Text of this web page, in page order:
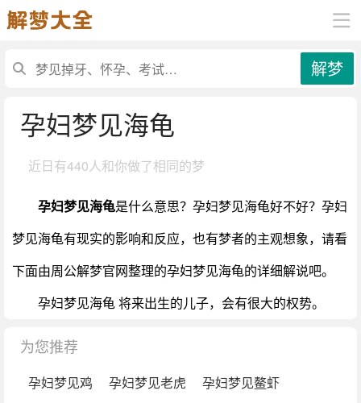
解梦
孕妇梦见海龟
近日有440人和你做了相同的梦
孕妇梦见海龟是什么意思？孕妇梦见海龟好不好？孕妇
梦见海龟有现实的影响和反应，也有梦者的主观想象，请看
下面由周公解梦官网整理的孕妇梦见海龟的详细解说吧。
孕妇梦见海龟 将来出生的儿子，会有很大的权势。
为您推荐
孕妇梦见鸡 孕妇梦见老虎
孕妇梦见鳌虾